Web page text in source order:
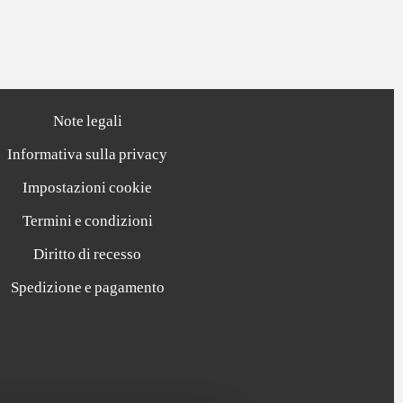
Note legali
Informativa sulla privacy
Impostazioni cookie
Termini e condizioni
Diritto di recesso
Spedizione e pagamento